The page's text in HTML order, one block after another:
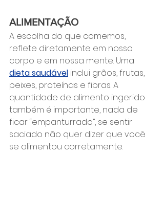
ALIMENTAÇÃO
A escolha do que comemos,
reflete diretamente em nosso
corpo e em nossa mente. Uma
dieta saudável inclui grãos, frutas,
peixes, proteínas e fibras. A
quantidade de alimento ingerido
também é importante, nada de
ficar “empanturrado”, se sentir
saciado não quer dizer que você
se alimentou corretamente.